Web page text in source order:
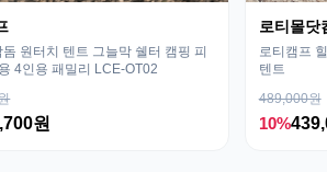
원터치 텐트 그늘막 쉘터 캠핑 피
4인용 패밀리 LCE-OT02
원
로티몰닷
로티캠프
텐트
489,000원
10%